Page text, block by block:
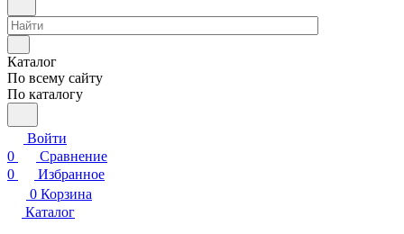
Каталог
По всему сайту
По каталогу
Войти
0
Сравнение
0
Избранное
0 Корзина
Каталог